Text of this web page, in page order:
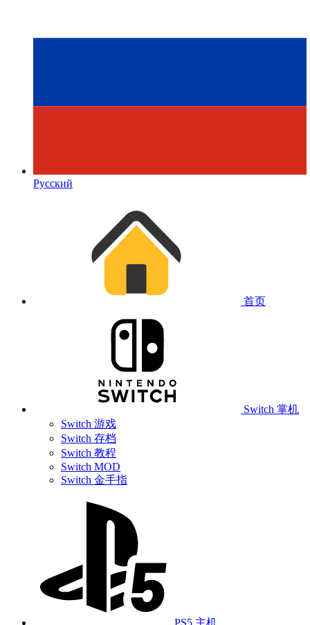
Русский
首页
Switch 掌机
Switch 游戏
Switch 存档
Switch 教程
Switch MOD
Switch 金手指